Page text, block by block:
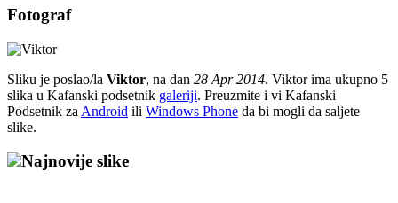
Fotograf
Sliku je poslao/la Viktor, na dan 28 Apr 2014. Viktor ima ukupno 5
slika u Kafanski podsetnik galeriji. Preuzmite i vi Kafanski
Podsetnik za Android ili Windows Phone da bi mogli da saljete
slike.
Najnovije slike